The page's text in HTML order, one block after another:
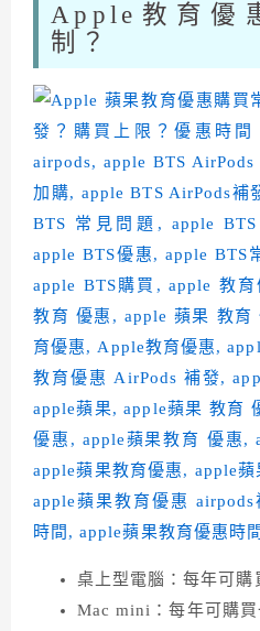
Apple教育優
制？
桌上型電腦：每年可購
Mac mini：每年可購